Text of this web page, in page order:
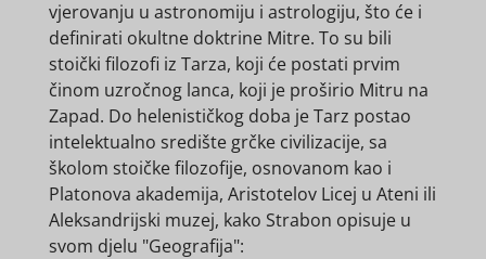
vjerovanju u astronomiju i astrologiju, što će i
definirati okultne doktrine Mitre. To su bili
stoički filozofi iz Tarza, koji će postati prvim
činom uzročnog lanca, koji je proširio Mitru na
Zapad. Do helenističkog doba je Tarz postao
intelektualno središte grčke civilizacije, sa
školom stoičke filozofije, osnovanom kao i
Platonova akademija, Aristotelov Licej u Ateni ili
Aleksandrijski muzej, kako Strabon opisuje u
svom djelu "Geografija":